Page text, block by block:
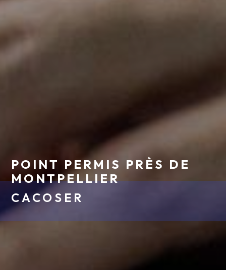
POINT PERMIS PRÈS DE
MONTPELLIER
CACOSER